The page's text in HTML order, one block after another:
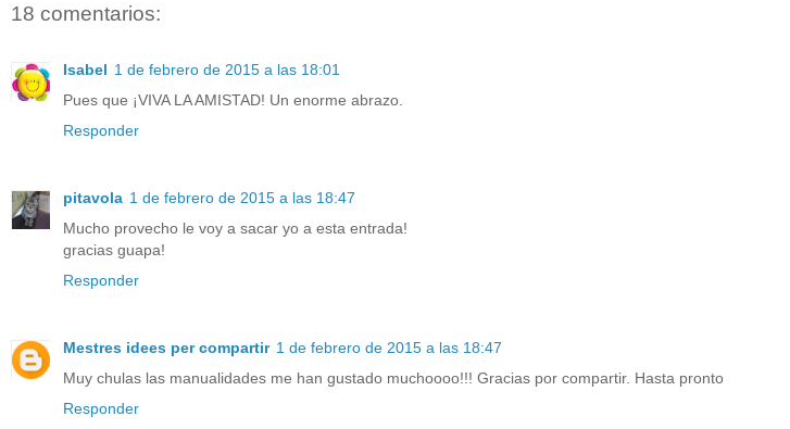
18 comentarios:
Isabel 1 de febrero de 2015 a las 18:01
Pues que ¡VIVA LA AMISTAD! Un enorme abrazo.
Responder
pitavola 1 de febrero de 2015 a las 18:47
Mucho provecho le voy a sacar yo a esta entrada!
gracias guapa!
Responder
Mestres idees per compartir 1 de febrero de 2015 a las 18:47
Muy chulas las manualidades me han gustado muchoooo!!! Gracias por compartir. Hasta pronto
Responder